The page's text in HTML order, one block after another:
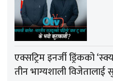
एक्सट्रिम इनर्जी ड्रिंकको
तीन भाग्यशाली